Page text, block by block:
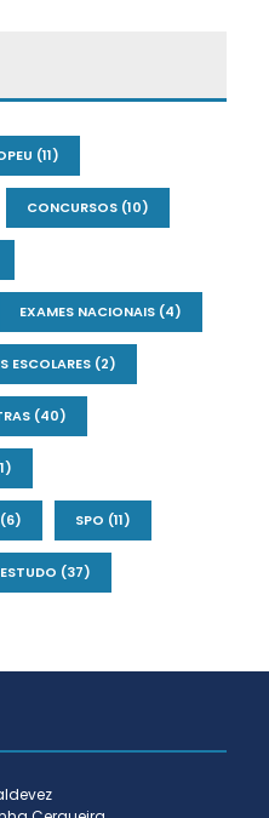
(11)
CONCURSOS (10)
EXAMES NACIONAIS (4)
ESCOLARES (2)
(40)
(6) SPO (11)
(37)